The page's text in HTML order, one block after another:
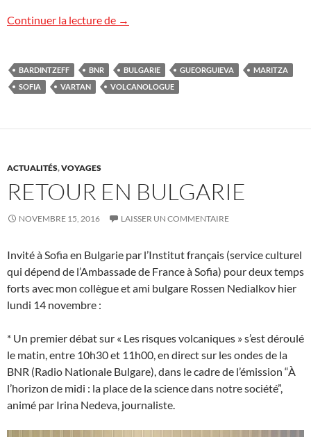
Continuer la lecture de Radio Bulgarie
→
BARDINTZEFF BNR BULGARIE GUEORGUIEVA
MARITZA
SOFIA
VARTAN VOLCANOLOGUE
ACTUALITÉS,VOYAGES
RETOUR EN BULGARIE
NOVEMBRE 15, 2016 LAISSER UN COMMENTAIRE
Invité à Sofia en Bulgarie par l’Institut français (service culturel
qui dépend de l’Ambassade de France à Sofia) pour deux temps
forts avec mon collègue et ami bulgare Rossen Nedialkov hier
lundi 14 novembre :
* Un premier débat sur « Les risques volcaniques » s’est déroulé
le matin, entre 10h30 et 11h00, en direct sur les ondes de la
BNR (Radio Nationale Bulgare), dans le cadre de l’émission “À
l’horizon de midi : la place de la science dans notre société”,
animé par Irina Nedeva, journaliste.